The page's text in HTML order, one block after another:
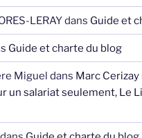
LERAYdans Guide et
Guide et charte du blog
Miguel dans Marc
un salariat seulement, Le